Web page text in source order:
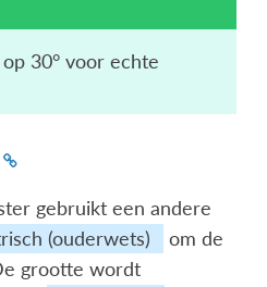
30° voor echte
gebruikt een andere
(ouderwets)
om de
grootte wordt